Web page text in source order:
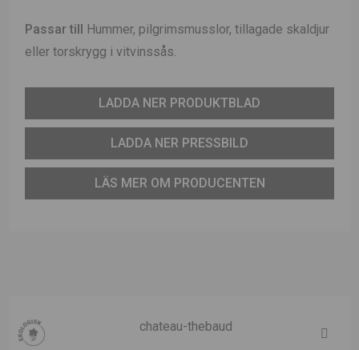
Passar till Hummer, pilgrimsmusslor, tillagade skaldjur
eller torskrygg i vitvinssås.
LADDA NER PRODUKTBLAD
LADDA NER PRESSBILD
LÄS MER OM PRODUCENTEN